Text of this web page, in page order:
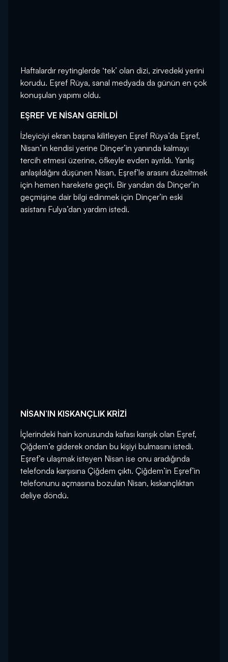
Haftalardır reytinglerde ‘tek’ olan dizi, zirvedeki yerini
korudu. Eşref Rüya, sanal medyada da günün en çok
konuşulan yapımı oldu.
EŞREF VE NİSAN GERİLDİ
İzleyiciyi ekran başına kilitleyen Eşref Rüya’da Eşref,
Nisan’ın kendisi yerine Dinçer’in yanında kalmayı
tercih etmesi üzerine, öfkeyle evden ayrıldı. Yanlış
anlaşıldığını düşünen Nisan, Eşref’le arasını düzeltmek
için hemen harekete geçti. Bir yandan da Dinçer’in
geçmişine dair bilgi edinmek için Dinçer’in eski
asistanı Fulya’dan yardım istedi.
NİSAN’IN KISKANÇLIK KRİZİ
İçlerindeki hain konusunda kafası karışık olan Eşref,
Çiğdem’e giderek ondan bu kişiyi bulmasını istedi.
Eşref’e ulaşmak isteyen Nisan ise onu aradığında
telefonda karşısına Çiğdem çıktı. Çiğdem’in Eşref’in
telefonunu açmasına bozulan Nisan, kıskançlıktan
deliye döndü.